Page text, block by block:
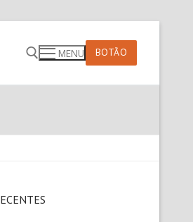
MENU BOTÃO